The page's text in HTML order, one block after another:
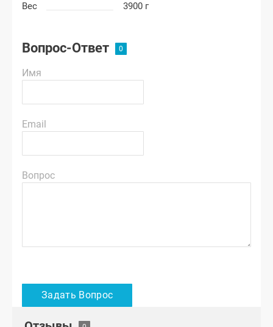
Вес 3900 г
Вопрос-Ответ
Имя
Email
Вопрос